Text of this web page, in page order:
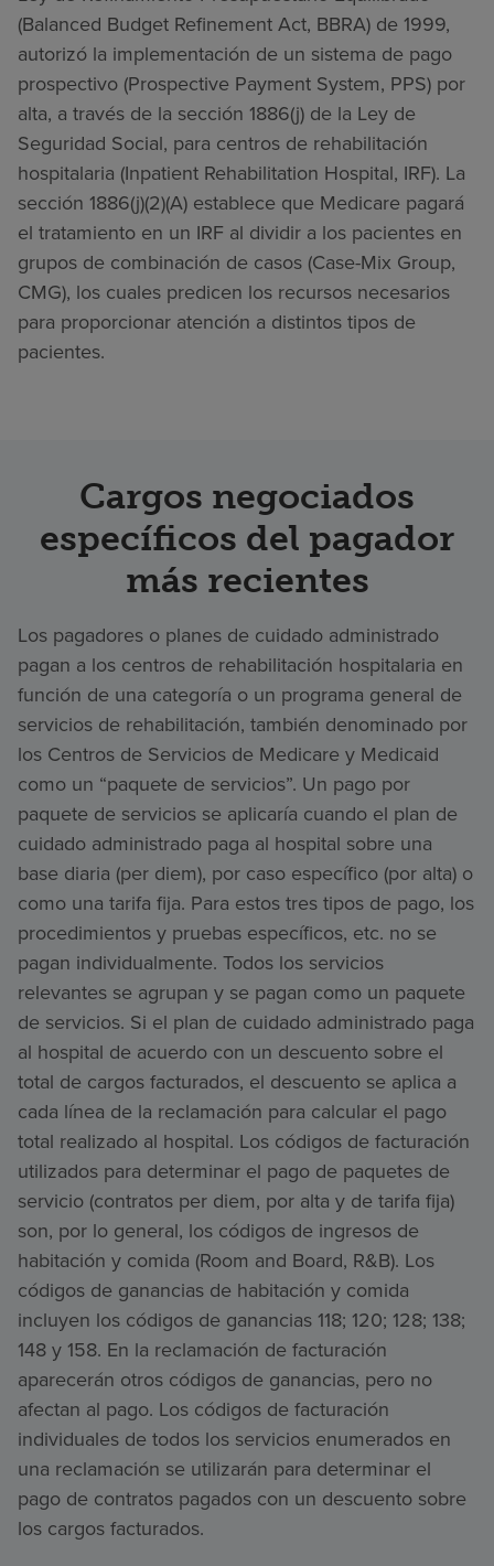
(Balanced Budget Refinement Act, BBRA) de 1999,
autorizó la implementación de un sistema de pago
prospectivo (Prospective Payment System, PPS) por
alta, a través de la sección 1886(j) de la Ley de
Seguridad Social, para centros de rehabilitación
hospitalaria (Inpatient Rehabilitation Hospital, IRF). La
sección 1886(j)(2)(A) establece que Medicare pagará
el tratamiento en un IRF al dividir a los pacientes en
grupos de combinación de casos (Case-Mix Group,
CMG), los cuales predicen los recursos necesarios
para proporcionar atención a distintos tipos de
pacientes.
Cargos negociados
específicos del pagador
más recientes
Los pagadores o planes de cuidado administrado
pagan a los centros de rehabilitación hospitalaria en
función de una categoría o un programa general de
servicios de rehabilitación, también denominado por
los Centros de Servicios de Medicare y Medicaid
como un “paquete de servicios”. Un pago por
paquete de servicios se aplicaría cuando el plan de
cuidado administrado paga al hospital sobre una
base diaria (per diem), por caso específico (por alta) o
como una tarifa fija. Para estos tres tipos de pago, los
procedimientos y pruebas específicos, etc. no se
pagan individualmente. Todos los servicios
relevantes se agrupan y se pagan como un paquete
de servicios. Si el plan de cuidado administrado paga
al hospital de acuerdo con un descuento sobre el
total de cargos facturados, el descuento se aplica a
cada línea de la reclamación para calcular el pago
total realizado al hospital. Los códigos de facturación
utilizados para determinar el pago de paquetes de
servicio (contratos per diem, por alta y de tarifa fija)
son, por lo general, los códigos de ingresos de
habitación y comida (Room and Board, R&B). Los
códigos de ganancias de habitación y comida
incluyen los códigos de ganancias 118; 120; 128; 138;
148 y 158. En la reclamación de facturación
aparecerán otros códigos de ganancias, pero no
afectan al pago. Los códigos de facturación
individuales de todos los servicios enumerados en
una reclamación se utilizarán para determinar el
pago de contratos pagados con un descuento sobre
los cargos facturados.